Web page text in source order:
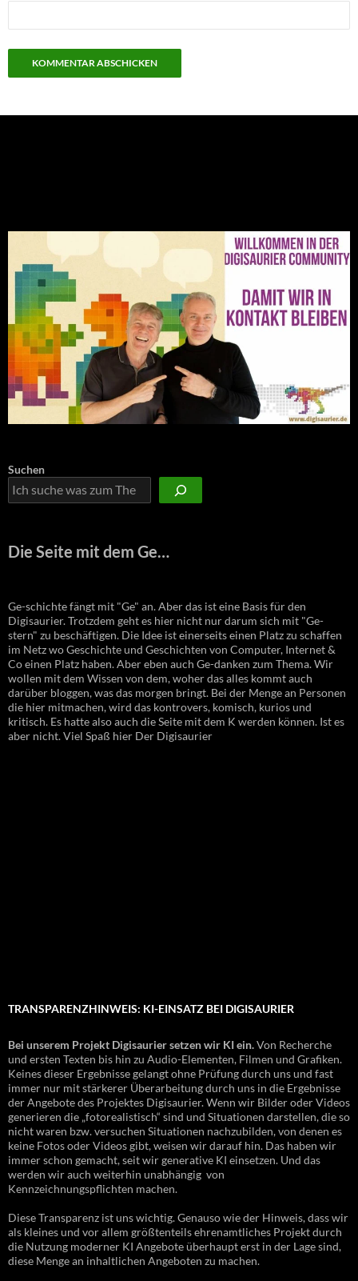
Suchen
Die Seite mit dem Ge…
Ge-schichte fängt mit "Ge" an. Aber das ist eine Basis für den
Digisaurier. Trotzdem geht es hier nicht nur darum sich mit "Ge-
stern" zu beschäftigen. Die Idee ist einerseits einen Platz zu schaffen
im Netz wo Geschichte und Geschichten von Computer, Internet &
Co einen Platz haben. Aber eben auch Ge-danken zum Thema. Wir
wollen mit dem Wissen von dem, woher das alles kommt auch
darüber bloggen, was das morgen bringt. Bei der Menge an Personen
die hier mitmachen, wird das kontrovers, komisch, kurios und
kritisch. Es hatte also auch die Seite mit dem K werden können. Ist es
aber nicht. Viel Spaß hier Der Digisaurier
TRANSPARENZHINWEIS: KI-EINSATZ BEI DIGISAURIER
Bei unserem Projekt Digisaurier setzen wir KI ein.Von Recherche
und ersten Texten bis hin zu Audio-Elementen, Filmen und Grafiken.
Keines dieser Ergebnisse gelangt ohne Prüfung durch uns und fast
immer nur mit stärkerer Überarbeitung durch uns in die Ergebnisse
der Angebote des Projektes Digisaurier. Wenn wir Bilder oder Videos
generieren die „fotorealistisch“ sind und Situationen darstellen, die so
nicht waren bzw. versuchen Situationen nachzubilden, von denen es
keine Fotos oder Videos gibt, weisen wir darauf hin. Das haben wir
immer schon gemacht, seit wir generative KI einsetzen. Und das
werden wir auch weiterhin unabhängig von
Kennzeichnungspflichten machen.
Diese Transparenz ist uns wichtig. Genauso wie der Hinweis, dass wir
als kleines und vor allem größtenteils ehrenamtliches Projekt durch
die Nutzung moderner KI Angebote überhaupt erst in der Lage sind,
diese Menge an inhaltlichen Angeboten zu machen.